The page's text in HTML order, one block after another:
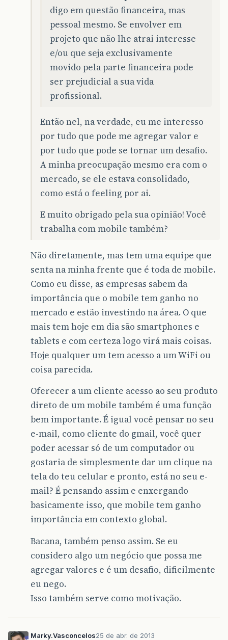
digo em questão financeira, mas
pessoal mesmo. Se envolver em
projeto que não lhe atrai interesse
e/ou que seja exclusivamente
movido pela parte financeira pode
ser prejudicial a sua vida
profissional.
Então nel, na verdade, eu me interesso
por tudo que pode me agregar valor e
por tudo que pode se tornar um desafio.
A minha preocupação mesmo era com o
mercado, se ele estava consolidado,
como está o feeling por ai.
E muito obrigado pela sua opinião! Você
trabalha com mobile também?
Não diretamente, mas tem uma equipe que
senta na minha frente que é toda de mobile.
Como eu disse, as empresas sabem da
importância que o mobile tem ganho no
mercado e estão investindo na área. O que
mais tem hoje em dia são smartphones e
tablets e com certeza logo virá mais coisas.
Hoje qualquer um tem acesso a um WiFi ou
coisa parecida.
Oferecer a um cliente acesso ao seu produto
direto de um mobile também é uma função
bem importante. É igual você pensar no seu
e-mail, como cliente do gmail, você quer
poder acessar só de um computador ou
gostaria de simplesmente dar um clique na
tela do teu celular e pronto, está no seu e-
mail? É pensando assim e enxergando
basicamente isso, que mobile tem ganho
importância em contexto global.
Bacana, também penso assim. Se eu
considero algo um negócio que possa me
agregar valores e é um desafio, dificilmente
eu nego.
Isso também serve como motivação.
Marky.Vasconcelos25 de abr. de 2013